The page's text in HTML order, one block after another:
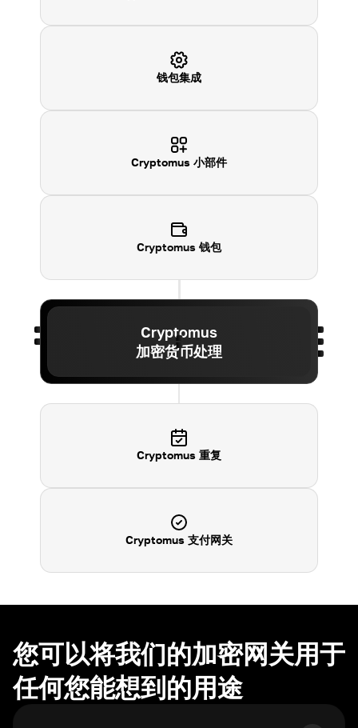
钱包集成
Cryptomus 小部件
Cryptomus 钱包
Cryptomus
加密货币处理
Cryptomus 重复
Cryptomus 支付网关
您可以将我们的加密网关用于
任何您能想到的用途